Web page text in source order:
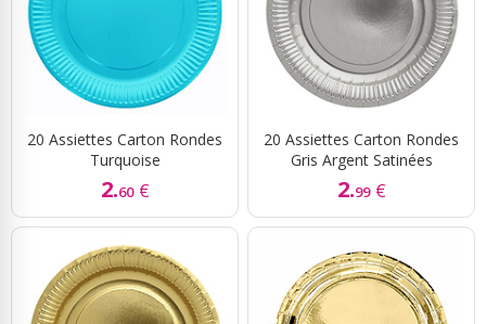
20 Assiettes Carton Rondes
Turquoise
2.60 €
20 Assiettes Carton Rondes
Gris Argent Satinées
2.99 €